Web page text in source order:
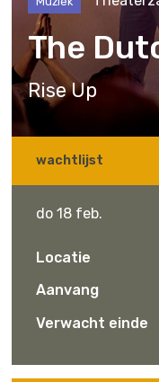
The
Rise Up
wachtlijst
do 18 feb.
Locatie
Aanvang
Verwacht einde